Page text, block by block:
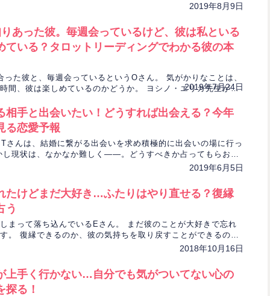
2019年8月9日
あった彼。毎週会っているけど、彼は私といる
ている？タロットリーディングでわかる彼の本
った彼と、毎週会っているというOさん。 気がかりなことは、
間、彼は楽しめているのかどうか。 ヨシノ・エリカ先生がタ
2019年7月24日
相手と出会いたい！どうすれば出会える？今年
る恋愛予報
さんは、結婚に繋がる出会いを求め積極的に出会いの場に行っ
し現状は、なかなか難しく――。どうすべきか占ってもらおう
2019年6月5日
たけどまだ大好き…ふたりはやり直せる？復縁
う
まって落ち込んでいるEさん。 まだ彼のことが大好きで忘れ
。 復縁できるのか、彼の気持ちを取り戻すことができるの
2018年10月16日
上手く行かない…自分でも気がついてない心の
探る！